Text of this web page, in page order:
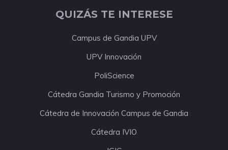
QUIZÁS TE INTERESE
Campus de Gandia UPV
UPV Innovación
PoliScience
Cátedra Gandia Turismo y Promoción
Cátedra de Innovación Campus de Gandia
Cátedra IVIO